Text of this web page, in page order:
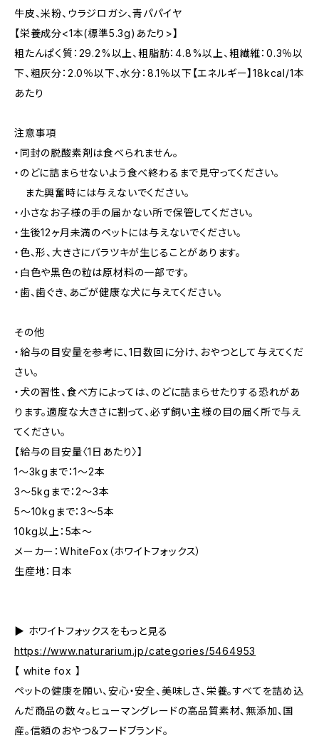
牛皮、米粉、ウラジロガシ、青パパイヤ
【栄養成分<1本(標準5.3g)あたり>】
粗たんぱく質：29.2%以上、粗脂肪：4.8%以上、粗繊維：0.3％以
下、粗灰分：2.0％以下、水分：8.1％以下【エネルギー】18kcal/1本
あたり
注意事項
・同封の脱酸素剤は食べられません。
・のどに詰まらせないよう食べ終わるまで見守ってください。
また興奮時には与えないでください。
・小さなお子様の手の届かない所で保管してください。
・生後12ヶ月未満のペットには与えないでください。
・色、形、大きさにバラツキが生じることがあります。
・白色や黒色の粒は原材料の一部です。
・歯、歯ぐき、あごが健康な犬に与えてください。
その他
・給与の目安量を参考に、1日数回に分け、おやつとして与えてくだ
さい。
・犬の習性、食べ方によっては、のどに詰まらせたりする恐れがあ
ります。適度な大きさに割って、必ず飼い主様の目の届く所で与え
てください。
【給与の目安量〈1日あたり〉】
1～3kgまで：1～2本
3～5kgまで：2～3本
5～10kgまで：3～5本
10kg以上：5本～
メーカー：WhiteFox（ホワイトフォックス）
生産地：日本
▶︎ ホワイトフォックスをもっと見る
https://www.naturarium.jp/categories/5464953
【 white fox 】
ペットの健康を願い、安心・安全、美味しさ、栄養。すべてを詰め込
んだ商品の数々。ヒューマングレードの高品質素材、無添加、国
産。信頼のおやつ＆フードブランド。